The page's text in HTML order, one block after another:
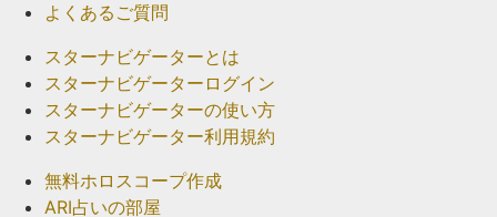
よくあるご質問
スターナビゲーターとは
スターナビゲーターログイン
スターナビゲーターの使い方
スターナビゲーター利用規約
無料ホロスコープ作成
ARI占いの部屋